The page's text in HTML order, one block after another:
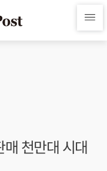
천만대 시대